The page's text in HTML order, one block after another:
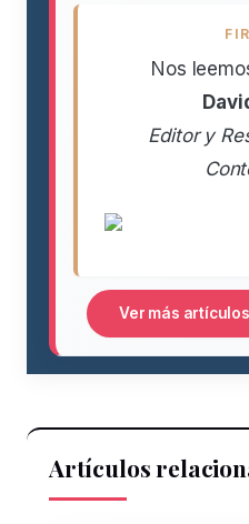
Nos
Editor y
Ver más
Artículos